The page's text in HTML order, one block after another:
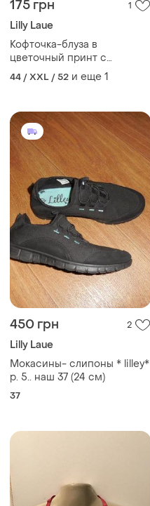
175 грн 1
Lilly Laue
Кофточка-блуза в
цветочный принт с
серебряным напылением,
размер 16/18
44 / XXL / 52 и еще 1
450 грн 2
Lilly Laue
Мокасины- слипоны * lilley*
р. 5.. наш 37 (24 см)
37